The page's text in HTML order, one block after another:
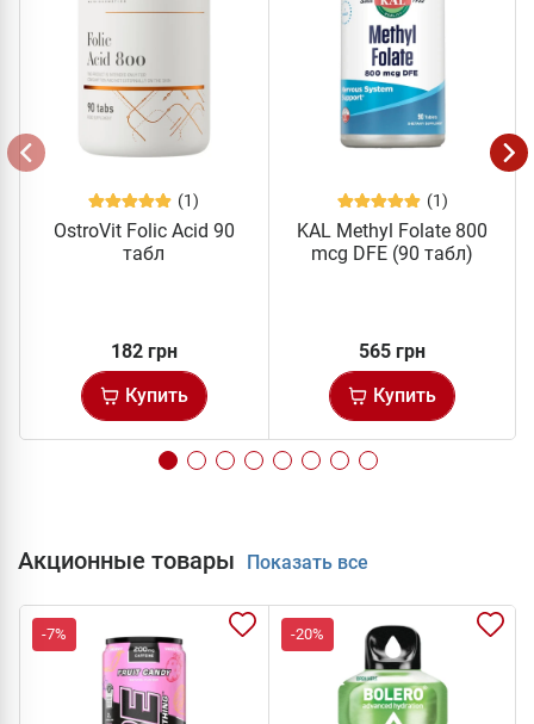
(1)
OstroVit Folic Acid 90
табл
182 грн
Купить
(1)
KAL Methyl Folate 800
mcg DFE (90 табл)
565 грн
Купить
Акционные товары Показать все
-7% -20%